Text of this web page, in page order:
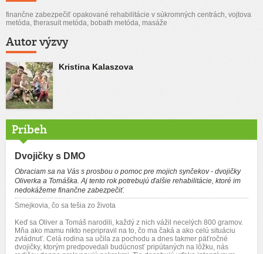
finančne zabezpečiť opakované rehabilitácie v súkromných centrách, vojtova
metóda, therasuit metóda, bobath metóda, masáže
Autor výzvy
Kristina Kalaszova
Príbeh
Dvojičky s DMO
Obraciam sa na Vás s prosbou o pomoc pre mojich synčekov - dvojičky
Oliverka a Tomáška. Aj tento rok potrebujú ďalšie rehabilitácie, ktoré im
nedokážeme finančne zabezpečiť.
Smejkovia, čo sa tešia zo života
Keď sa Oliver a Tomáš narodili, každý z nich vážil necelých 800 gramov.
Mňa ako mamu nikto nepripravil na to, čo ma čaká a ako celú situáciu
zvládnuť. Celá rodina sa učila za pochodu a dnes takmer päťročné
dvojičky, ktorým predpovedali budúcnosť pripútaných na lôžku, nás